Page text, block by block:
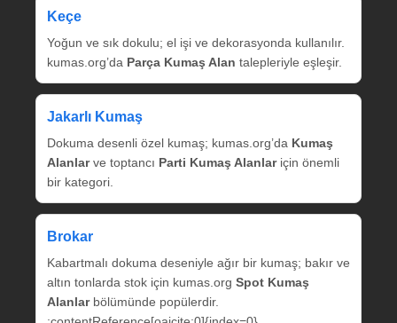
Keçe
Yoğun ve sık dokulu; el işi ve dekorasyonda kullanılır.
kumas.org’da Parça Kumaş Alan talepleriyle eşleşir.
Jakarlı Kumaş
Dokuma desenli özel kumaş; kumas.org’da Kumaş
Alanlarve toptancı Parti Kumaş Alanlariçin önemli
bir kategori.
Brokar
Kabartmalı dokuma deseniyle ağır bir kumaş; bakır ve
altın tonlarda stok için kumas.org Spot Kumaş
Alanlarbölümünde popülerdir.